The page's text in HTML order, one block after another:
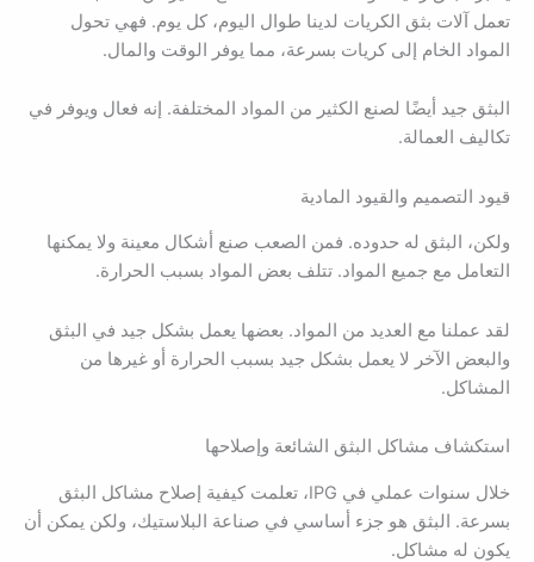
تعمل آلات بثق الكريات لدينا طوال اليوم، كل يوم. فهي تحول
المواد الخام إلى كريات بسرعة، مما يوفر الوقت والمال.
البثق جيد أيضًا لصنع الكثير من المواد المختلفة. إنه فعال ويوفر في
تكاليف العمالة.
قيود التصميم والقيود المادية
ولكن، البثق له حدوده. فمن الصعب صنع أشكال معينة ولا يمكنها
التعامل مع جميع المواد. تتلف بعض المواد بسبب الحرارة.
لقد عملنا مع العديد من المواد. بعضها يعمل بشكل جيد في البثق
والبعض الآخر لا يعمل بشكل جيد بسبب الحرارة أو غيرها من
المشاكل.
استكشاف مشاكل البثق الشائعة وإصلاحها
خلال سنوات عملي في IPG، تعلمت كيفية إصلاح مشاكل البثق
بسرعة. البثق هو جزء أساسي في صناعة البلاستيك، ولكن يمكن أن
يكون له مشاكل.